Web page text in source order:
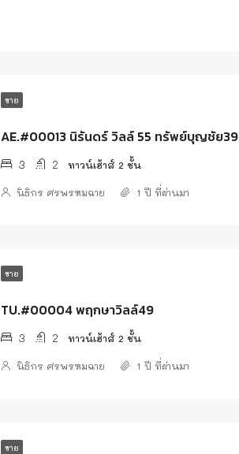
ขาย
AE.#00013 นิรันดร์ วิลล์ 55 ทรัพย์บุญชัย39
3 2 ทาวน์เฮ้าส์ 2 ชั้น
นิธิกร ศรพรหมฉาย 1 ปี ที่ผ่านมา
ขาย
TU.#00004 พฤกษาวิลล์49
3 2 ทาวน์เฮ้าส์ 2 ชั้น
นิธิกร ศรพรหมฉาย 1 ปี ที่ผ่านมา
ขาย